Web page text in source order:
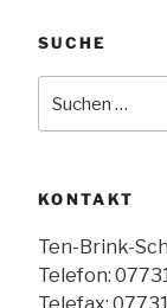
SUCHE
KONTAKT
Ten-Brink-
Telefon: